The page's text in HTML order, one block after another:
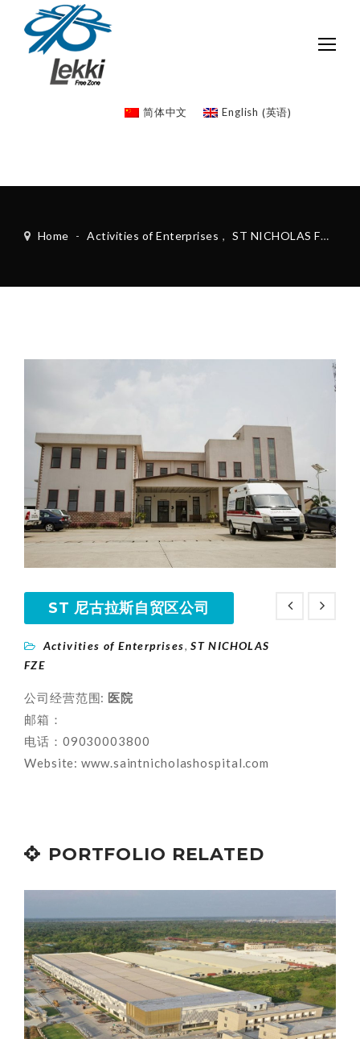
简体中文 English (英语)
Home - Activities of Enterprises , ST NICHOLAS FZE
ST 尼古拉斯自贸区公司
Activities of Enterprises,ST NICHOLAS
FZE
公司经营范围: 医院
邮箱：
电话：09030003800
Website: www.saintnicholashospital.com
PORTFOLIO RELATED
COLORI COSMETICS FZE
Activities of Enterprises